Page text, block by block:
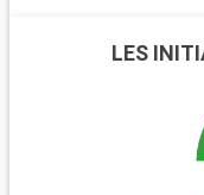
LES